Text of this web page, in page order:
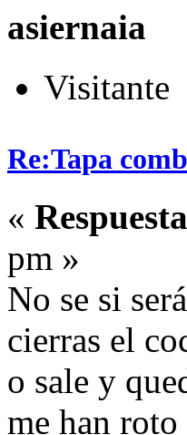
asiernaia
Visitante
Re:Tapa
«
pm »
No se si
cierras el
o sale y
me han roto